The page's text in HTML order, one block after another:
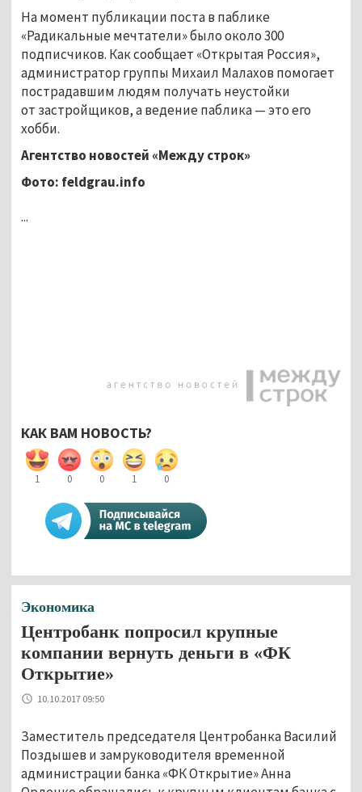
На момент публикации поста в паблике
«Радикальные мечтатели» было около 300
подписчиков. Как сообщает «Открытая Россия»,
администратор группы Михаил Малахов помогает
пострадавшим людям получать неустойки
от застройщиков, а ведение паблика — это его
хобби.
Агентство новостей «Между строк»
Фото: feldgrau.info
...
КАК ВАМ НОВОСТЬ?
1 0 0 1 0
Экономика
Центробанк попросил крупные
компании вернуть деньги в «ФК
Открытие»
10.10.2017 09:50
Заместитель председателя Центробанка Василий
Поздышев и замруководителя временной
администрации банка «ФК Открытие» Анна